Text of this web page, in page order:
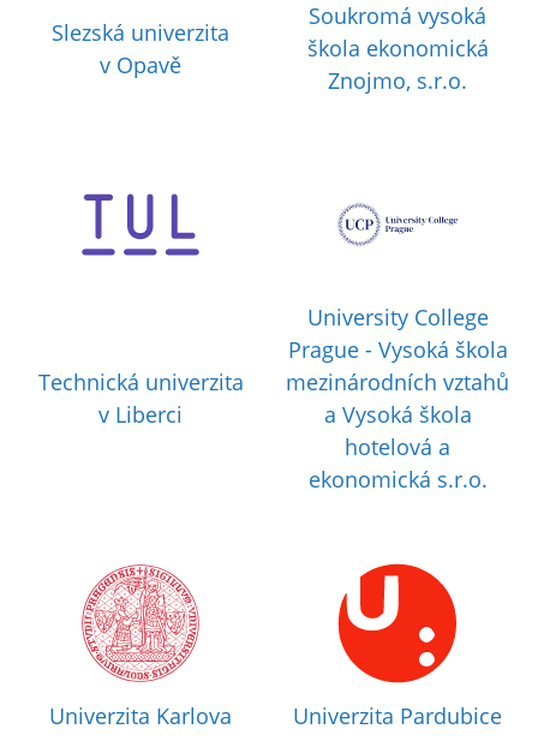
Slezská univerzita
v Opavě
Soukromá vysoká
škola ekonomická
Znojmo, s.r.o.
Technická univerzita
v Liberci
University College
Prague - Vysoká škola
mezinárodních vztahů
a Vysoká škola
hotelová a
ekonomická s.r.o.
Univerzita Karlova Univerzita Pardubice